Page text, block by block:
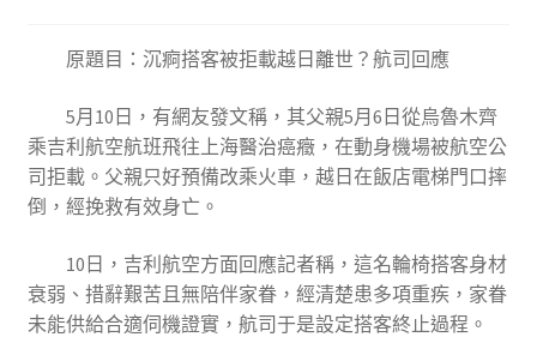
原題目：沉痾搭客被拒載越日離世？航司回應
5月10日，有網友發文稱，其父親5月6日從烏魯木齊
乘吉利航空航班飛往上海醫治癌癥，在動身機場被航空公
司拒載。父親只好預備改乘火車，越日在飯店電梯門口摔
倒，經挽救有效身亡。
10日，吉利航空方面回應記者稱，這名輪椅搭客身材
衰弱、措辭艱苦且無陪伴家眷，經清楚患多項重疾，家眷
未能供給合適伺機證實，航司于是設定搭客終止過程。